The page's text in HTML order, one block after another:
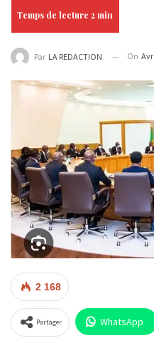
Par LA REDACTION On
2 168
Partager WhatsApp